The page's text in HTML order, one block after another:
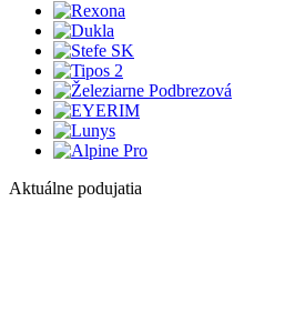
Aktuálne podujatia